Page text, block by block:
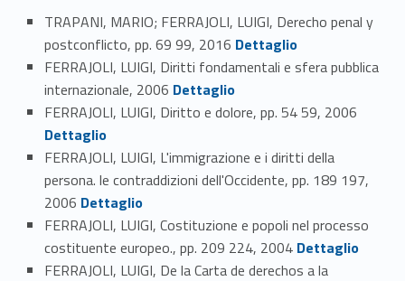
TRAPANI, MARIO; FERRAJOLI, LUIGI, Derecho penal y
postconflicto, pp. 69 99, 2016 Link identifier #identifier_person_69409-11
Dettaglio
FERRAJOLI, LUIGI, Diritti fondamentali e sfera pubblica
internazionale, 2006 Link identifier #identifier_person_83078-12
Dettaglio
FERRAJOLI, LUIGI, Diritto e dolore, pp. 54 59, 2006
Dettaglio
FERRAJOLI, LUIGI, L'immigrazione e i diritti della
persona. le contraddizioni dell'Occidente, pp. 189 197,
2006 Link identifier #identifier_person_134676-14
Dettaglio
FERRAJOLI, LUIGI, Costituzione e popoli nel processo
costituente europeo., pp. 209 224, 2004 Link identifier #identifier_person_58584-15
Dettaglio
FERRAJOLI, LUIGI, De la Carta de derechos a la